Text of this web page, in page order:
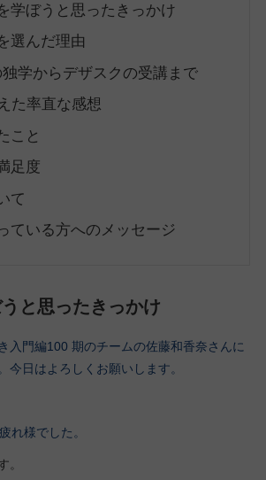
学ぼうと思ったきっかけ
選んだ理由
独学からデザスクの受講まで
た率直な感想
こと
足度
て
ている方へのメッセージ
と思ったきっかけ
入門編100 期のチームの佐藤和香奈さんに
今日はよろしくお願いします。
れ様でした。
。